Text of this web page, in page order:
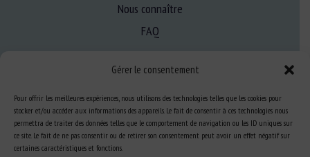
Gérer le consentement
Pour offrir les meilleures expériences, nous utilisons des technologies telles que les cookies pour
stocker et/ou accéder aux informations des appareils. Le fait de consentir à ces technologies nous
permettra de traiter des données telles que le comportement de navigation ou les ID uniques sur
ce site. Le fait de ne pas consentir ou de retirer son consentement peut avoir un effet négatif sur
certaines caractéristiques et fonctions.
Nous connaître
FAQ
Expertise
S’informer sur le BEA
Se former au BEA